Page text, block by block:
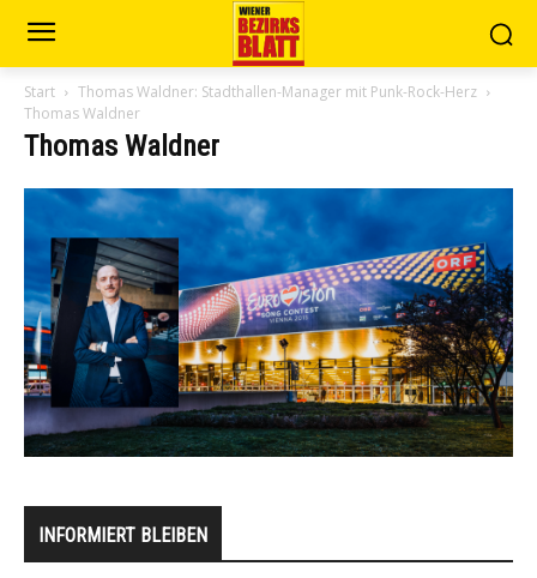
Start
Thomas Waldner: Stadthallen-Manager mit Punk-Rock-Herz
Thomas Waldner
Thomas Waldner
INFORMIERT BLEIBEN